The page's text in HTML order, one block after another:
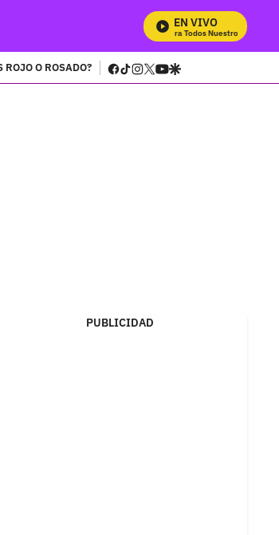
EN VIVO
Mira Todos Nuestros Programas
ROJO O ROSADO? facebook
tiktok
instagram
twitter
youtube
google
PUBLICIDAD